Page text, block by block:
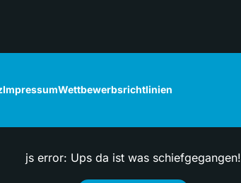
ImpressumWettbewerbsrichtlinien
js error: Ups da ist was schiefgegangen!